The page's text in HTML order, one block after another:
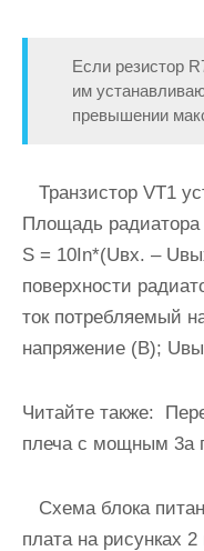
Если резистор
им
превышении
Транзистор VT1
Площадь
S = 10In*(Uвх. –
поверхности
ток потребляемый
напряжение (В);
Читайте также:
плеча с мощным 3a
Схема блока
плата на рисунках 2